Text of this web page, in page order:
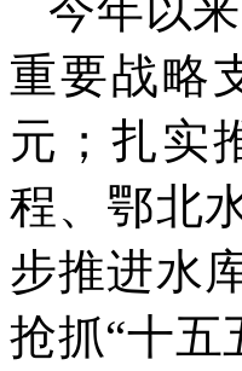
重要战略
元；扎实
程、鄂北
步推进水
抢抓“十五